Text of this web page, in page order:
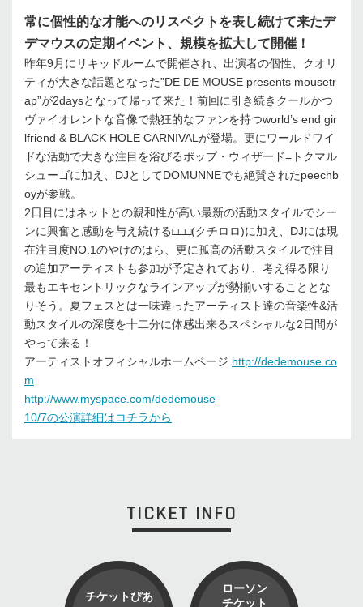
常に個性的な才能へのリスペクトを表し続けて来たデ
デマウスの定期イベント、規模を拡大して開催！
昨年9月にリキッドルームで開催され、出演者の個性、クオリ
ティが大きな話題となった”DE DE MOUSE presents mousetr
ap”が2daysとなって帰って来た！前回に引き続きクールかつ
ヴァイオレントな音像で熱狂的なファンを持つworld’s end gir
lfriend & BLACK HOLE CARNIVALが登場。更にワールドワイ
ドな活動で大きな注目を浴びるポップ・ウィザード=トクマル
シューゴに加え、DJとしてDOMUNNEでも絶賛されたpeechb
oyが参戦。
2日目にはネットとの親和性が高い最新の活動スタイルでシー
ンに興奮と感動を与え続ける□□□(クチロロ)に加え、DJには現
在注目度NO.1のやけのはら、更に孤高の活動スタイルで注目
の追加アーティストも参加が予定されており、考え得る限り
最もエキセントリックなラインアップが勢揃いすることとな
りそう。夏フェスとは一味違ったアーティスト達の音楽性&活
動スタイルの深度を十二分に体感出来るスペシャルな2日間が
やって来る！
アーティストオフィシャルホームページ http://dedemouse.co
m
http://www.myspace.com/dedemouse
10/7の公演詳細はコチラから
TICKET INFO
チケットぴあ
ローソン
チケット